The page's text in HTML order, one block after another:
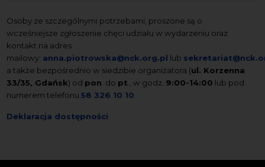
Osoby ze szczególnymi potrzebami, proszone są o
wcześniejsze zgłoszenie chęci udziału w wydarzeniu oraz
kontakt na adres
mailowy: anna.piotrowska@nck.org.pl lub
a także bezpośrednio w siedzibie organizatora (ul. Korzenna
33/35, Gdańsk) od pon . do pt ., w godz. 9:00-14:00 lub pod
numerem telefonu58 326 10 10
Deklaracja dostępności